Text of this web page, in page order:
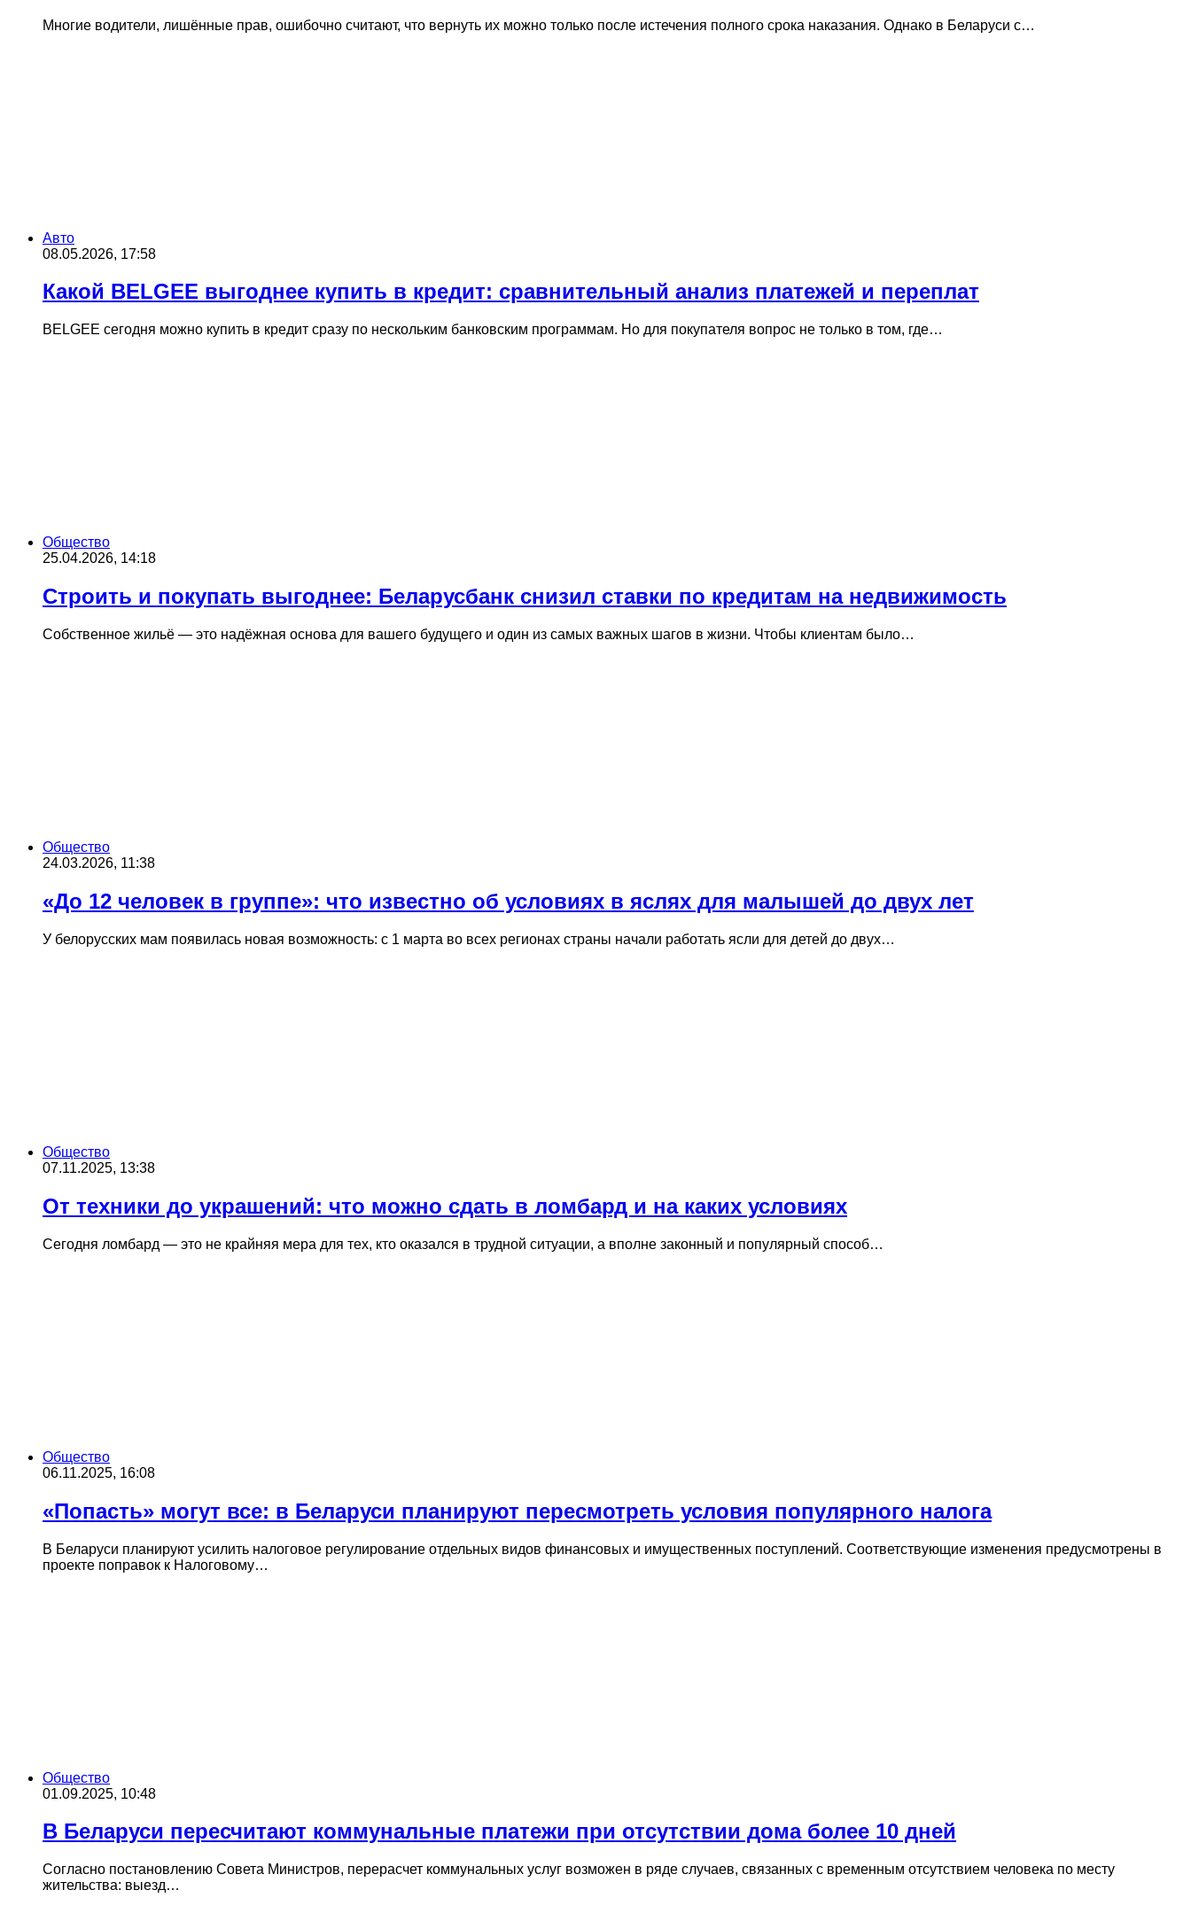
Многие водители, лишённые прав, ошибочно считают, что вернуть их можно только после истечения полного срока наказания. Однако в Беларуси с…
Авто
08.05.2026, 17:58
Какой BELGEE выгоднее купить в кредит: сравнительный анализ платежей и переплат
BELGEE сегодня можно купить в кредит сразу по нескольким банковским программам. Но для покупателя вопрос не только в том, где…
Общество
25.04.2026, 14:18
Строить и покупать выгоднее: Беларусбанк снизил ставки по кредитам на недвижимость
Собственное жильё — это надёжная основа для вашего будущего и один из самых важных шагов в жизни. Чтобы клиентам было…
Общество
24.03.2026, 11:38
«До 12 человек в группе»: что известно об условиях в яслях для малышей до двух лет
У белорусских мам появилась новая возможность: с 1 марта во всех регионах страны начали работать ясли для детей до двух…
Общество
07.11.2025, 13:38
От техники до украшений: что можно сдать в ломбард и на каких условиях
Сегодня ломбард — это не крайняя мера для тех, кто оказался в трудной ситуации, а вполне законный и популярный способ…
Общество
06.11.2025, 16:08
«Попасть» могут все: в Беларуси планируют пересмотреть условия популярного налога
В Беларуси планируют усилить налоговое регулирование отдельных видов финансовых и имущественных поступлений. Соответствующие изменения предусмотрены в
проекте поправок к Налоговому…
Общество
01.09.2025, 10:48
В Беларуси пересчитают коммунальные платежи при отсутствии дома более 10 дней
Согласно постановлению Совета Министров, перерасчет коммунальных услуг возможен в ряде случаев, связанных с временным отсутствием человека по месту
жительства: выезд…